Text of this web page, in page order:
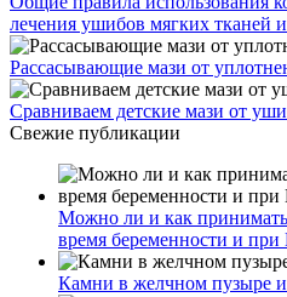
лечения ушибов мягких тканей
Рассасывающие мази от
Сравниваем детские мази от
Свежие публикации
Можно ли и как
время беременности и при
Камни в желчном пузыре